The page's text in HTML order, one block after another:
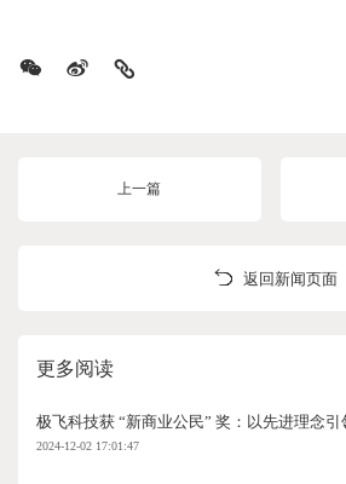
上一篇
返回新闻页面
更多阅读
极飞科技获 “新商业公民” 奖：以先进理念
2024-12-02 17:01:47